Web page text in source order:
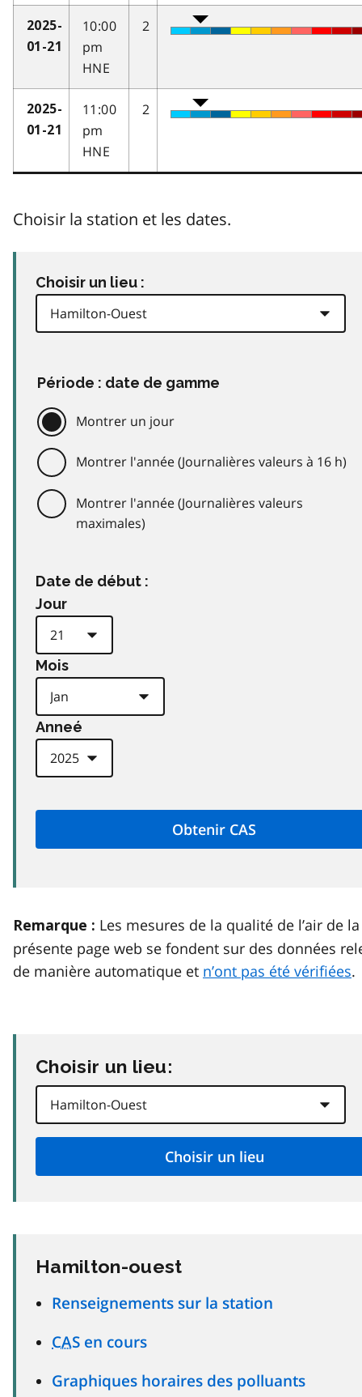
2025-
01-21
10:00
pm
HNE
2
2025-
01-21
11:00
pm
HNE
2
Choisir la station et les dates.
Choisir un lieu :
Période : date de gamme
Montrer un jour
Montrer l'année (Journalières valeurs à 16 h)
Montrer l'année (Journalières valeurs
maximales)
Date de début :
Jour
Mois
Anneé
Remarque : Les mesures de la qualité de l’air de la
présente page web se fondent sur des données
de manière automatique et n’ont pas été vérifiées.
Choisir un lieu:
Hamilton-ouest
Renseignements sur la station
CAS en cours
Graphiques horaires des polluants